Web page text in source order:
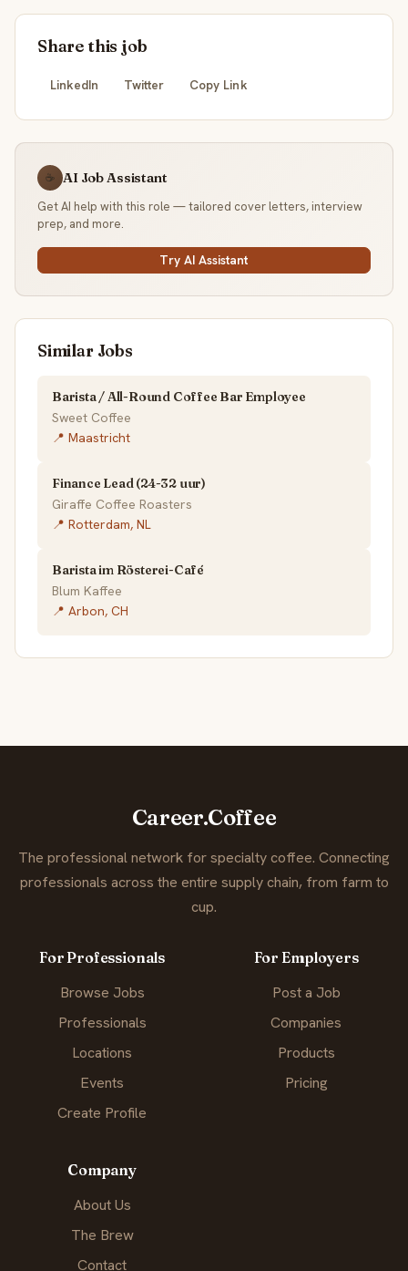
Share this job
LinkedIn Twitter Copy Link
☕ AI Job Assistant
Get AI help with this role — tailored cover letters, interview
prep, and more.
Try AI Assistant
Similar Jobs
Barista / All-Round Coffee Bar Employee
Sweet Coffee
📍 Maastricht
Finance Lead (24-32 uur)
Giraffe Coffee Roasters
📍 Rotterdam, NL
Barista im Rösterei-Café
Blum Kaffee
📍 Arbon, CH
Career.Coffee
The professional network for specialty coffee. Connecting
professionals across the entire supply chain, from farm to
cup.
For Professionals
Browse Jobs
Professionals
Locations
Events
Create Profile
For Employers
Post a Job
Companies
Products
Pricing
Company
About Us
The Brew
Contact